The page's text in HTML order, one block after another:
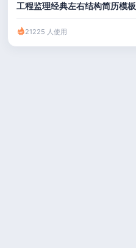
工程监理经典左右结构简历模板
21225 人使用